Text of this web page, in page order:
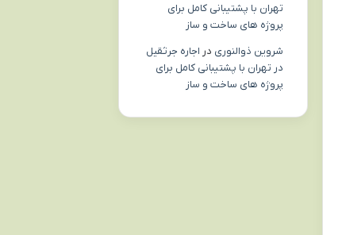
تهران با پشتیبانی کامل برای
پروژه های ساخت و ساز
شروین ذوالنوری در اجاره جرثقیل
در تهران با پشتیبانی کامل برای
پروژه های ساخت و ساز